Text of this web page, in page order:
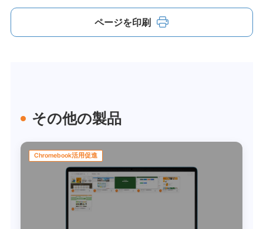
ページを印刷
その他の製品
Chromebook活用促進